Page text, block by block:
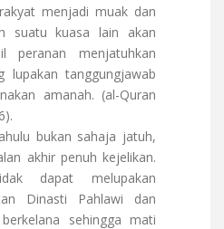
menjadi muak dan
suatu kuasa lain akan
peranan menjatuhkan
lupakan tanggungjawab
amanah. (al-Quran
bukan sahaja jatuh,
akhir penuh kejelikan.
dapat melupakan
Dinasti Pahlawi dan
sehingga mati